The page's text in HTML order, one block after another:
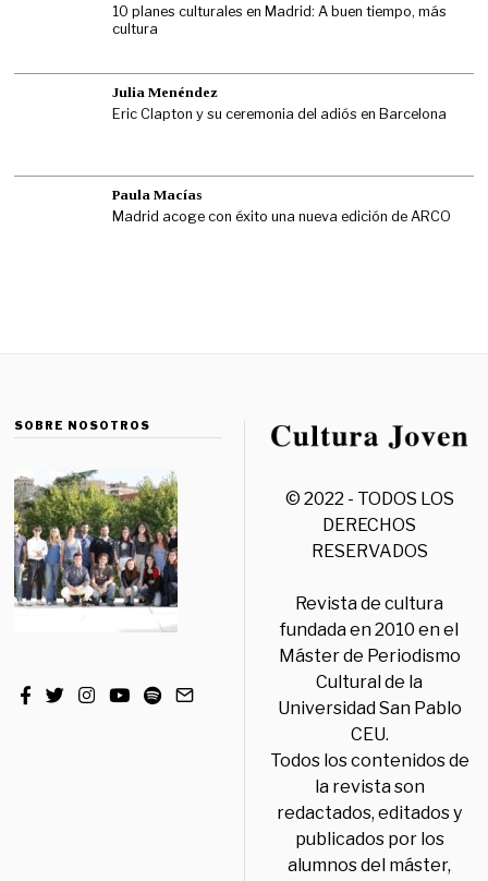
10 planes culturales en Madrid: A buen tiempo, más
cultura
Julia Menéndez
Eric Clapton y su ceremonia del adiós en Barcelona
Paula Macías
Madrid acoge con éxito una nueva edición de ARCO
SOBRE NOSOTROS
© 2022 - TODOS LOS
DERECHOS
RESERVADOS
Revista de cultura
fundada en 2010 en el
Máster de Periodismo
Cultural de la
Universidad San Pablo
CEU.
Todos los contenidos de
la revista son
redactados, editados y
publicados por los
alumnos del máster,